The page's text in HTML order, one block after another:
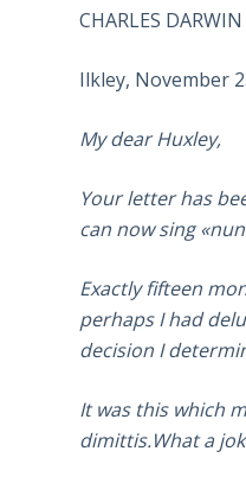
CHARLES
Ilkley, November
My dear Huxley,
Your letter has
can now sing
Exactly fifteen
perhaps I had
decision I
It was this which
dimittis.What a